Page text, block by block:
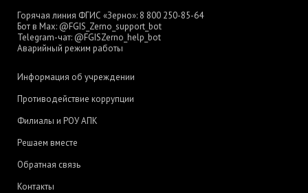
Горячая линия ФГИС «Зерно»: 8 800 250-85-64
Бот в Max: @FGIS_Zerno_support_bot
Telegram-чат: @FGISZerno_help_bot
Аварийный режим работы
Информация об учреждении
Противодействие коррупции
Филиалы и РОУ АПК
Решаем вместе
Обратная связь
Контакты